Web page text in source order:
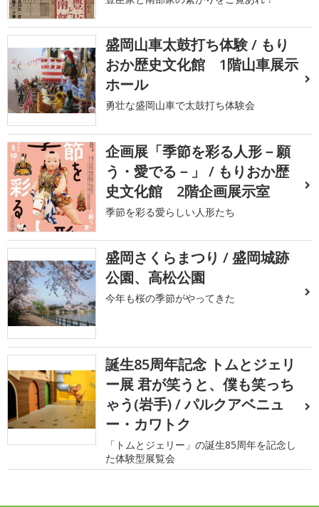
盛岡山車太鼓打ち体験 / もり
おか歴史文化館 1階山車展示
ホール
勇壮な盛岡山車で太鼓打ち体験会
企画展「季節を彩る人形－願
う・愛でる－」 / もりおか歴
史文化館 2階企画展示室
季節を彩る愛らしい人形たち
盛岡さくらまつり / 盛岡城跡
公園、高松公園
今年も桜の季節がやってきた
誕生85周年記念 トムとジェリ
ー展 君が笑うと、僕も笑っち
ゃう(岩手) / パルクアベニュ
ー・カワトク
「トムとジェリー」の誕生85周年を記念し
た体験型展覧会